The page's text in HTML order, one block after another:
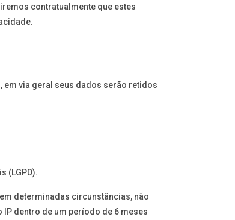
contratualmente que estes
via geral seus dados serão retidos
(LGPD).
determinadas circunstâncias, não
dentro de um período de 6 meses